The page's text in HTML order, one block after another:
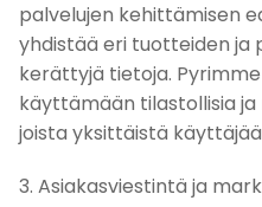
palvelujen kehittämisen
yhdistää eri tuotteiden ja
kerättyjä tietoja.
käyttämään tilastollisia
joista yksittäistä
3. Asiakasviestintä ja